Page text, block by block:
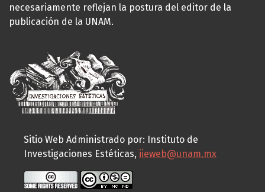
necesariamente reflejan la postura del editor de la
publicación de la UNAM.
Sitio Web Administrado por: Instituto de
Investigaciones Estéticas, iieweb@unam.mx